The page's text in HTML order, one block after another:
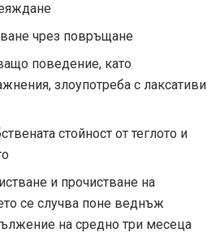
чрез повръщане
поведение, като
злоупотреба с лаксативи
стойност от теглото и
и прочистване на
се случва поне веднъж
на средно три месеца